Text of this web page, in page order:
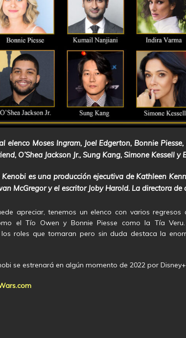
elenco Moses Ingram, Joel Edgerton, Bonnie
O’Shea Jackson Jr., Sung Kang, Simone Kessell y
es una producción ejecutiva de Kathleen
McGregor y el escritor Joby Harold. La directora de
apreciar, tenemos un elenco con varios
el Tío Owen y Bonnie Piesse como la Tía
los roles que tomaran pero sin duda destaca la
se estrenará en algún momento de 2022 por